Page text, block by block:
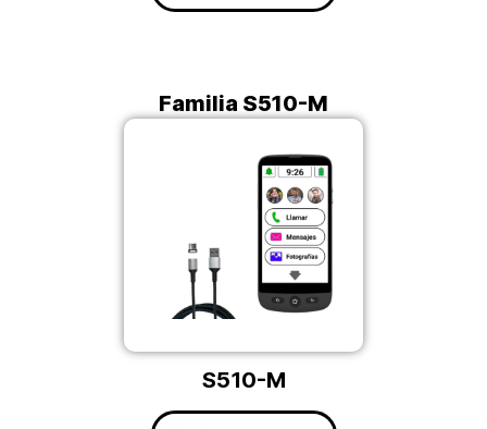
Familia S510-M
S510-M